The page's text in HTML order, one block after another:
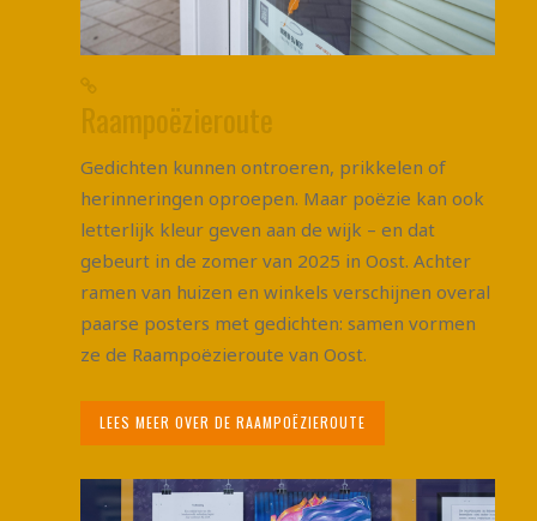
Raampoëzieroute
Gedichten kunnen ontroeren, prikkelen of
herinneringen oproepen. Maar poëzie kan ook
letterlijk kleur geven aan de wijk – en dat
gebeurt in de zomer van 2025 in Oost. Achter
ramen van huizen en winkels verschijnen overal
paarse posters met gedichten: samen vormen
ze de Raampoëzieroute van Oost.
LEES MEER OVER DE RAAMPOËZIEROUTE